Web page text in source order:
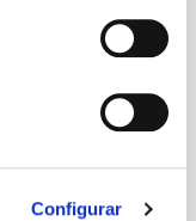
Configurar